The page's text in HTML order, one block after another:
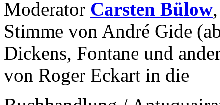
Moderator Carsten Bülow
Stimme von André Gide
Dickens, Fontane und
von Roger Eckart in die